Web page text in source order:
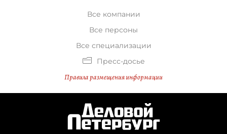
Все компании
Все персоны
Все специализации
Пресс-досье
Правила размещения информации